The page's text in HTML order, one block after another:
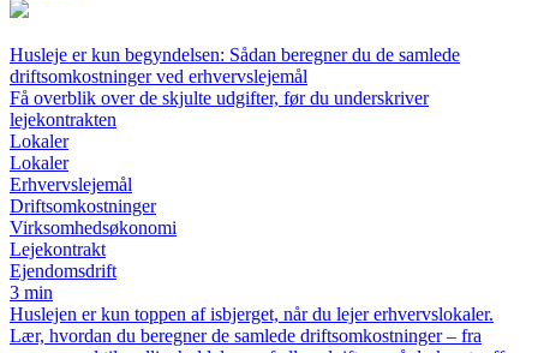
Husleje er kun begyndelsen: Sådan beregner du de samlede
driftsomkostninger ved erhvervslejemål
Få overblik over de skjulte udgifter, før du underskriver
lejekontrakten
Lokaler
Lokaler
Erhvervslejemål
Driftsomkostninger
Virksomhedsøkonomi
Lejekontrakt
Ejendomsdrift
3 min
Huslejen er kun toppen af isbjerget, når du lejer erhvervslokaler.
Lær, hvordan du beregner de samlede driftsomkostninger – fra